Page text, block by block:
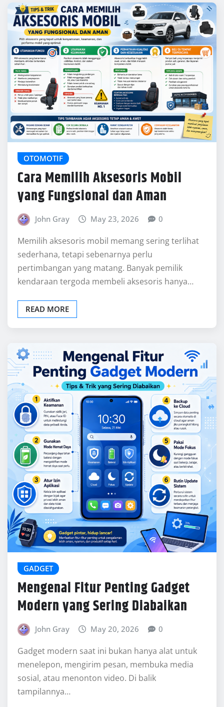
Cara Memilih Aksesoris Mobil
yang Fungsional dan Aman
John Gray May 23, 2026 0
Memilih aksesoris mobil memang sering terlihat
sederhana, tetapi sebenarnya perlu
pertimbangan yang matang. Banyak pemilik
kendaraan tergoda membeli aksesoris hanya…
READ MORE
GADGET
Mengenal Fitur Penting Gadget
Modern yang Sering Diabaikan
John Gray May 20, 2026 0
Gadget modern saat ini bukan hanya alat untuk
menelepon, mengirim pesan, membuka media
sosial, atau menonton video. Di balik
tampilannya…
READ MORE